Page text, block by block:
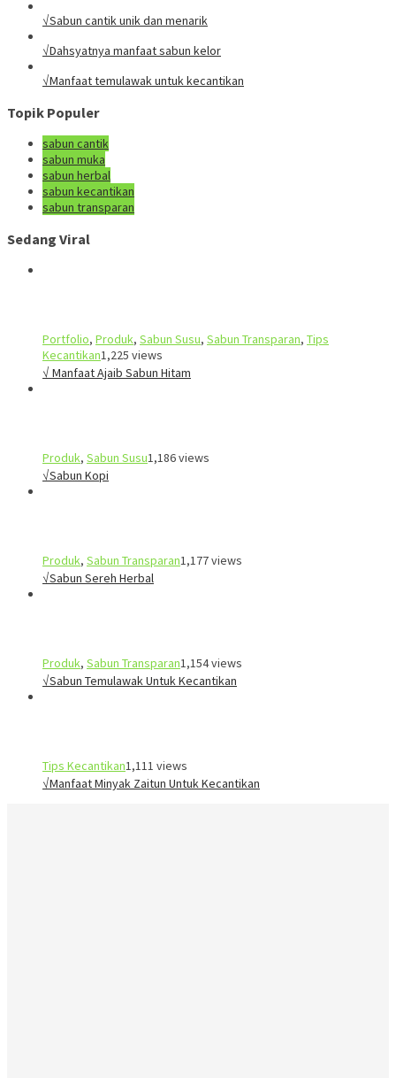
√Sabun cantik unik dan menarik
√Dahsyatnya manfaat sabun kelor
√Manfaat temulawak untuk kecantikan
Topik Populer
sabun cantik
sabun muka
sabun herbal
sabun kecantikan
sabun transparan
Sedang Viral
Portfolio, Produk, Sabun Susu, Sabun Transparan, Tips
Kecantikan1,225 views
√ Manfaat Ajaib Sabun Hitam
Produk, Sabun Susu1,186 views
√Sabun Kopi
Produk, Sabun Transparan1,177 views
√Sabun Sereh Herbal
Produk, Sabun Transparan1,154 views
√Sabun Temulawak Untuk Kecantikan
Tips Kecantikan1,111 views
√Manfaat Minyak Zaitun Untuk Kecantikan